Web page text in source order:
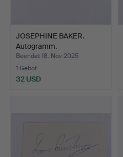
JOSEPHINE BAKER.
Autogramm.
Beendet 18. Nov 2025
1 Gebot
32 USD